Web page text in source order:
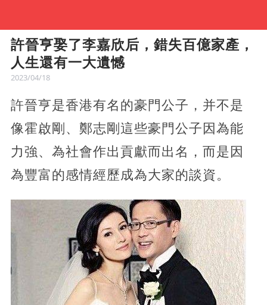
許晉亨娶了李嘉欣后，錯失百億家產，
人生還有一大遺憾
2023/04/18
許晉亨是香港有名的豪門公子，并不是
像霍啟剛、鄭志剛這些豪門公子因為能
力強、為社會作出貢獻而出名，而是因
為豐富的感情經歷成為大家的談資。